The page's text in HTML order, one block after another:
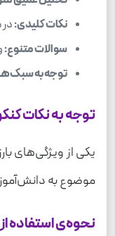
نکات کلیدی:
سوالات متنوع:
توجه به
توجه به نکات
یکی از ویژگی‌های
موضوع به
نحوه‌ی استفاده